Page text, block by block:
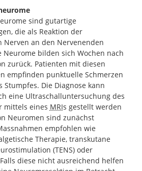
after amputation. BJA Education.
sind gutartige
die als Reaktion der
an den Nervenenden
Neurome bilden sich Wochen nach
zurück. Patienten mit diesen
empfinden punktuelle Schmerzen
Stumpfes. Die Diagnose kann
eine Ultraschalluntersuchung des
mittels eines MRIs gestellt werden
Ultrasound in the
treatment of a painful stump
Neuromen sind zunächst
empfohlen wie
Therapie, transkutane
(TENS) oder
diese nicht ausreichend helfen